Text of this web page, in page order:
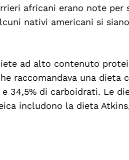
africani erano note per
nativi americani si
ad alto contenuto
raccomandava una dieta
34,5% di carboidrati. Le
includono la dieta